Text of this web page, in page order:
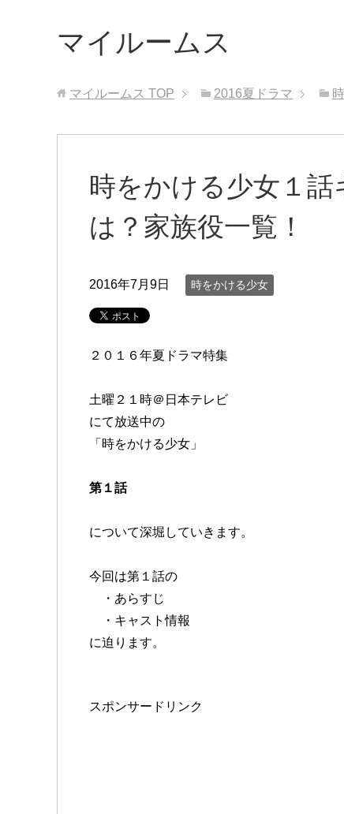
マイルームス
マイルームス TOP 2016夏ドラマ
時をかける少女１
は？家族役一覧！
2016年7月9日 時をかける少女
２０１６年夏ドラマ特集
土曜２１時＠日本テレビ
にて放送中の
「時をかける少女」
第１話
について深堀していきます。
今回は第１話の
・あらすじ
・キャスト情報
に迫ります。
スポンサードリンク